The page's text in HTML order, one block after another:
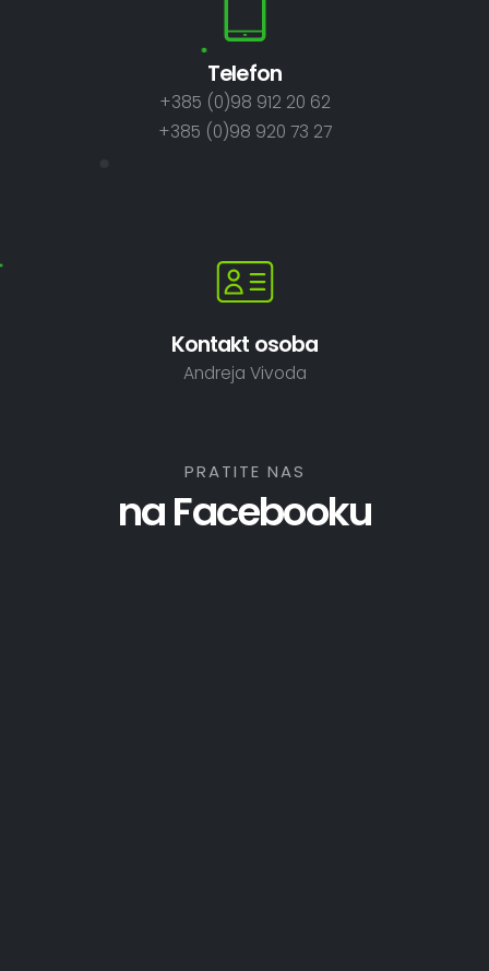
Telefon
+385 (0)98 912 20 62
+385 (0)98 920 73 27
Kontakt osoba
Andreja Vivoda
PRATITE NAS
na Facebooku